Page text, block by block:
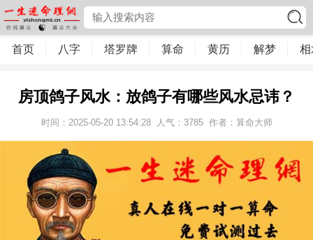
首页 八字 塔罗牌 算命 黄历 解梦 相
房顶鸽子风水：放鸽子有哪些风水忌讳？
时间：2025-05-20 13:54:28 人气： 3785 作者：算命大师